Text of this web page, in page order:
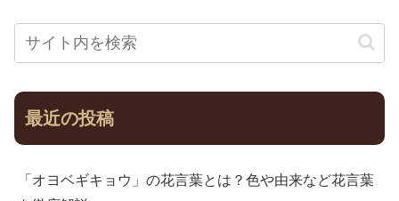
最近の投稿
「オヨベギキョウ」の花言葉とは？色や由来など花言葉